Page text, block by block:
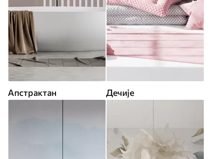
Апстрактан Дечије